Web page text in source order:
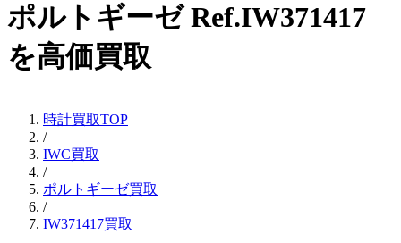
ポルトギーゼ Ref.IW371417
を高価買取
時計買取TOP
/
IWC買取
/
ポルトギーゼ買取
/
IW371417買取